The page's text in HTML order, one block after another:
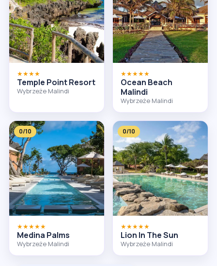
★★★★
Temple Point Resort
Wybrzeże Malindi
★★★★★
Ocean Beach
Malindi
Wybrzeże Malindi
0/10
★★★★★
Medina Palms
Wybrzeże Malindi
0/10
★★★★★
Lion In The Sun
Wybrzeże Malindi